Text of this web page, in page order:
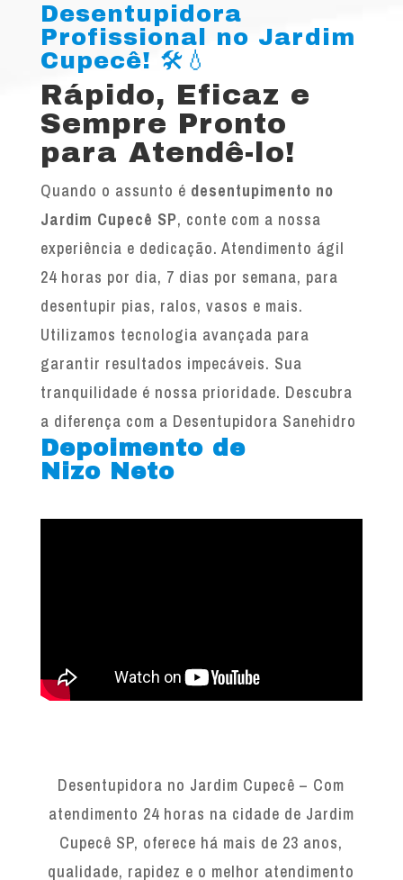
Desentupidora
Profissional no Jardim
Cupecê! 🛠️💧
Rápido, Eficaz e
Sempre Pronto
para Atendê-lo!
Quando o assunto é desentupimento no
Jardim Cupecê SP, conte com a nossa
experiência e dedicação. Atendimento ágil
24 horas por dia, 7 dias por semana, para
desentupir pias, ralos, vasos e mais.
Utilizamos tecnologia avançada para
garantir resultados impecáveis. Sua
tranquilidade é nossa prioridade. Descubra
a diferença com a Desentupidora Sanehidro
Depoimento de
Nizo Neto
Desentupidora no Jardim Cupecê – Com
atendimento 24 horas na cidade de Jardim
Cupecê SP, oferece há mais de 23 anos,
qualidade, rapidez e o melhor atendimento